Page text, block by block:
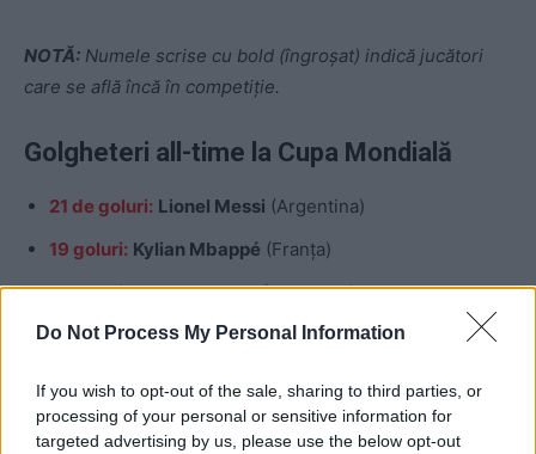
Do Not Process My Personal Information
If you wish to opt-out of the sale, sharing to third parties, or
processing of your personal or sensitive information for
targeted advertising by us, please use the below opt-out
NOTĂ: Numele scrise cu bold (îngroșat) indică jucători
care se află încă în competiție.
Golgheteri all-time la Cupa Mondială
21 de goluri: Lionel Messi (Argentina)
19 goluri: Kylian Mbappé (Franța)
16 goluri:Miroslav Klose (Germania)
15 goluri:Ronaldo (Brazilia)
13 goluri: Harry Kane(Anglia), Just Fontaine (Franța)